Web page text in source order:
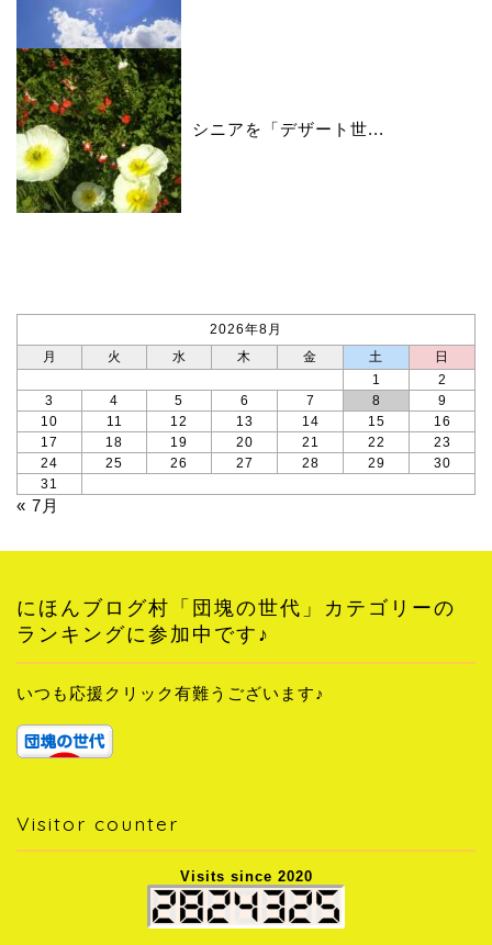
シニアを「デザート世...
2026年8月
月
火 水 木 金 土
日
1
2
3
4 5 6 7 8
9
10
11 12 13 14 15
16
17
18 19 20 21 22
23
24
25 26 27 28 29
30
31
« 7月
にほんブログ村「団塊の世代」カテゴリーの
ランキングに参加中です♪
いつも応援クリック有難うございます♪
Visitor counter
Visits since 2020